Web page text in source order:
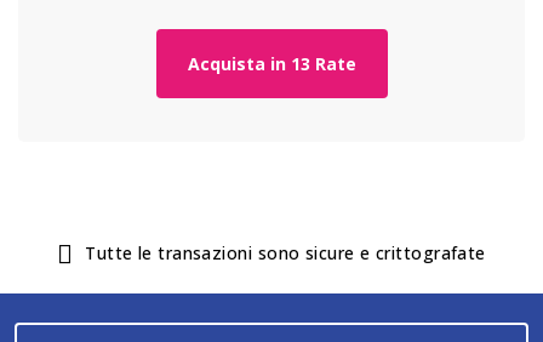
Acquista in 13 Rate
Tutte le transazioni sono sicure e crittografate